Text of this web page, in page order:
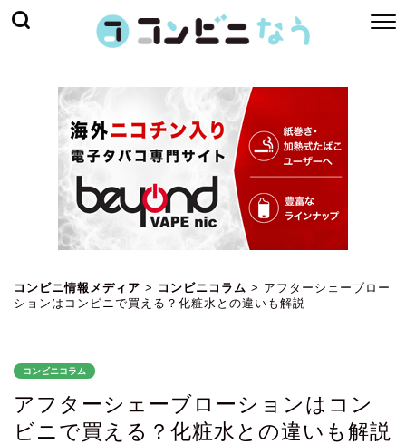
コンビニ情報メディア > コンビニコラム > アフターシェーブロー
ションはコンビニで買える？化粧水との違いも解説
コンビニコラム
アフターシェーブローションはコン
ビニで買える？化粧水との違いも解説